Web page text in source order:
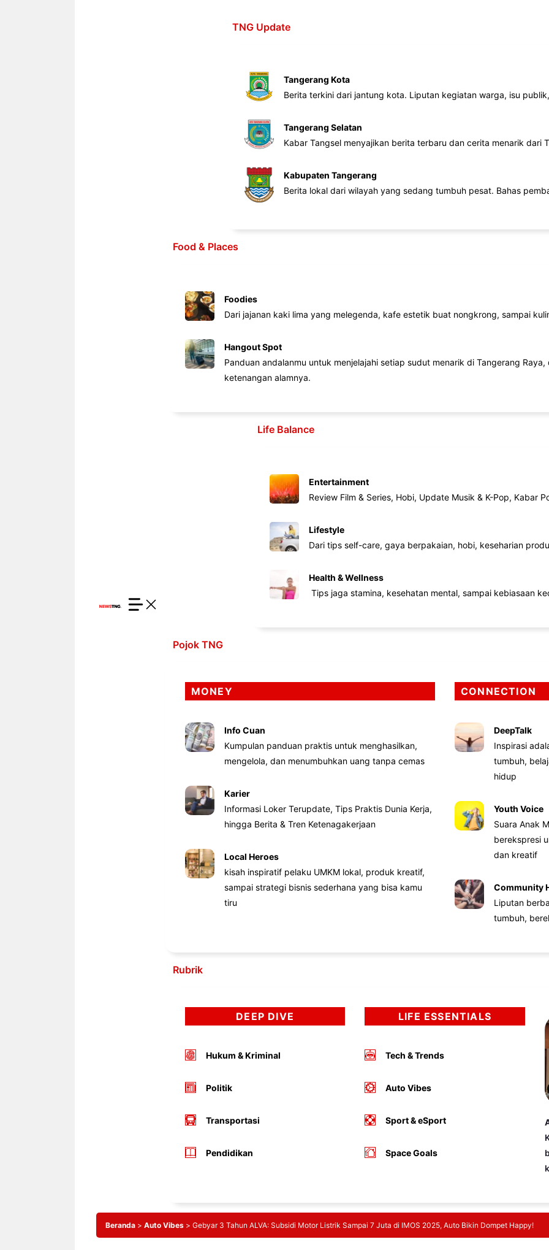
TNG Update
Tangerang Kota
Berita terkini dari jantung kota. Liputan kegiatan warga, isu
Tangerang Selatan
Kabar Tangsel menyajikan berita terbaru dan cerita menarik dari
Kabupaten Tangerang
Berita lokal dari wilayah yang sedang tumbuh pesat. Bahas
Food & Places
Foodies
Dari jajanan kaki lima yang melegenda, kafe estetik buat nongkrong, sampai
Hangout Spot
Panduan andalanmu untuk menjelajahi setiap sudut menarik di Tangerang
ketenangan alamnya.
Life Balance
Entertainment
Review Film & Series, Hobi, Update Musik & K-Pop, Kabar
Lifestyle
Dari tips self-care, gaya berpakaian, hobi, keseharian
Health & Wellness
Tips jaga stamina, kesehatan mental, sampai kebiasaan
Pojok TNG
MONEY
Info Cuan
Kumpulan panduan praktis untuk menghasilkan,
mengelola, dan menumbuhkan uang tanpa cemas
Karier
Informasi Loker Terupdate, Tips Praktis Dunia Kerja,
hingga Berita & Tren Ketenagakerjaan
Local Heroes
kisah inspiratif pelaku UMKM lokal, produk kreatif,
sampai strategi bisnis sederhana yang bisa kamu
tiru
CONNECTION
DeepTalk
Inspirasi
tumbuh,
hidup
Youth Voice
Suara Anak
berekspresi
dan kreatif
Community
Liputan
tumbuh,
Rubrik
DEEP DIVE
Hukum & Kriminal
Politik
Transportasi
Pendidikan
LIFE ESSENTIALS
Tech & Trends
Auto Vibes
Sport & eSport
Space Goals
Beranda > Auto Vibes > Gebyar 3 Tahun ALVA: Subsidi Motor Listrik Sampai 7 Juta di IMOS 2025, Auto Bikin Dompet Happy!